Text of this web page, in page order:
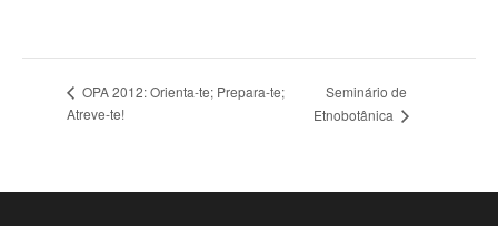
OPA 2012: Orienta-te; Prepara-te;
Atreve-te!
Seminário de
Etnobotânica